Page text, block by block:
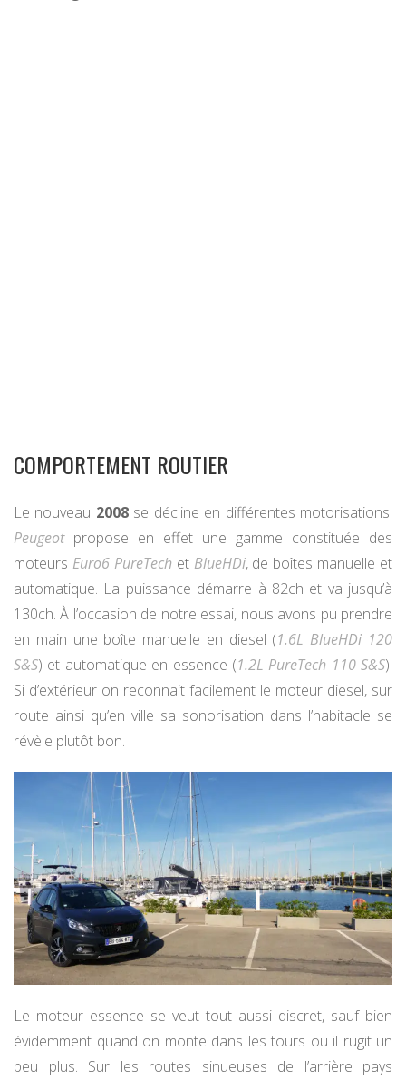
COMPORTEMENT ROUTIER
Le nouveau 2008se décline en différentes motorisations.
Peugeotpropose en effet une gamme constituée des
moteurs Euro6 PureTechet BlueHDi, de boîtes manuelle et
automatique. La puissance démarre à 82ch et va jusqu’à
130ch. À l’occasion de notre essai, nous avons pu prendre
en main une boîte manuelle en diesel (1.6L BlueHDi 120
S&S) et automatique en essence (1.2L PureTech 110 S&S).
Si d’extérieur on reconnait facilement le moteur diesel, sur
route ainsi qu’en ville sa sonorisation dans l’habitacle se
révèle plutôt bon.
Le moteur essence se veut tout aussi discret, sauf bien
évidemment quand on monte dans les tours ou il rugit un
peu plus. Sur les routes sinueuses de l’arrière pays